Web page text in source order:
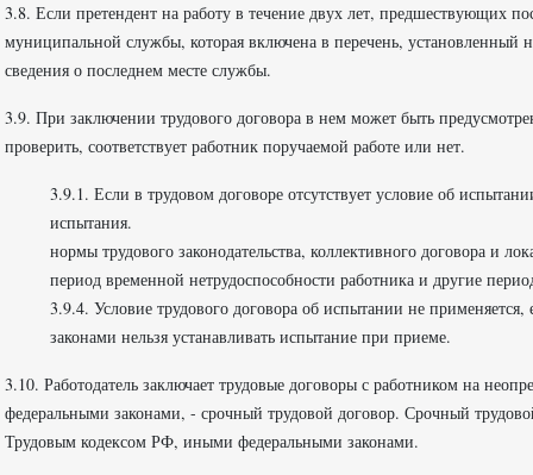
3.8. Если претендент на работу в течение двух лет, предшествующих
муниципальной службы, которая включена в перечень,
сведения о последнем месте службы.
3.9. При заключении трудового договора в нем может быть
проверить, соответствует работник поручаемой работе или нет.
3.9.1. Если в трудовом договоре отсутствует условие об
испытания. 3.9.2. Во время
нормы трудового законодательства, коллективного
период временной нетрудоспособности работника
3.9.4. Условие трудового договора об испытании не
законами нельзя устанавливать испытание при приеме.
3.10. Работодатель заключает трудовые договоры с работником на
федеральными законами, - срочный трудовой договор. Срочный
Трудовым кодексом РФ, иными федеральными законами.